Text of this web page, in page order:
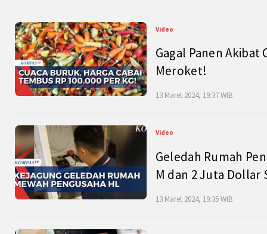
Video
Gagal Panen Akibat
Meroket!
13 Maret 2024, 19:37 WIB
Video
Geledah Rumah
M dan 2 Juta Dollar
13 Maret 2024, 19:35 WIB